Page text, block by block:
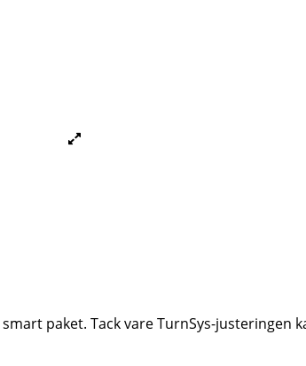
paket. Tack vare TurnSys-justeringen